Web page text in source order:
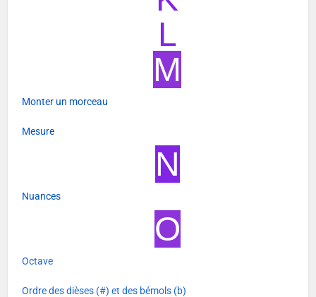
L
M
Monter un morceau
Mesure
N
Nuances
O
Octave
Ordre des dièses (#) et des bémols (b)